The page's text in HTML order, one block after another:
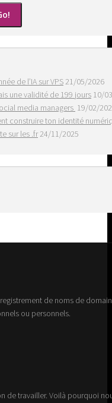
de l’IA sur VPS 21/05/2026
une validité de 199 jours 10/
media managers 19/02/
construire ton identité
sur les .fr 24/11/2025
de noms de
ou personnels.
de travailler. Voilà pourquoi